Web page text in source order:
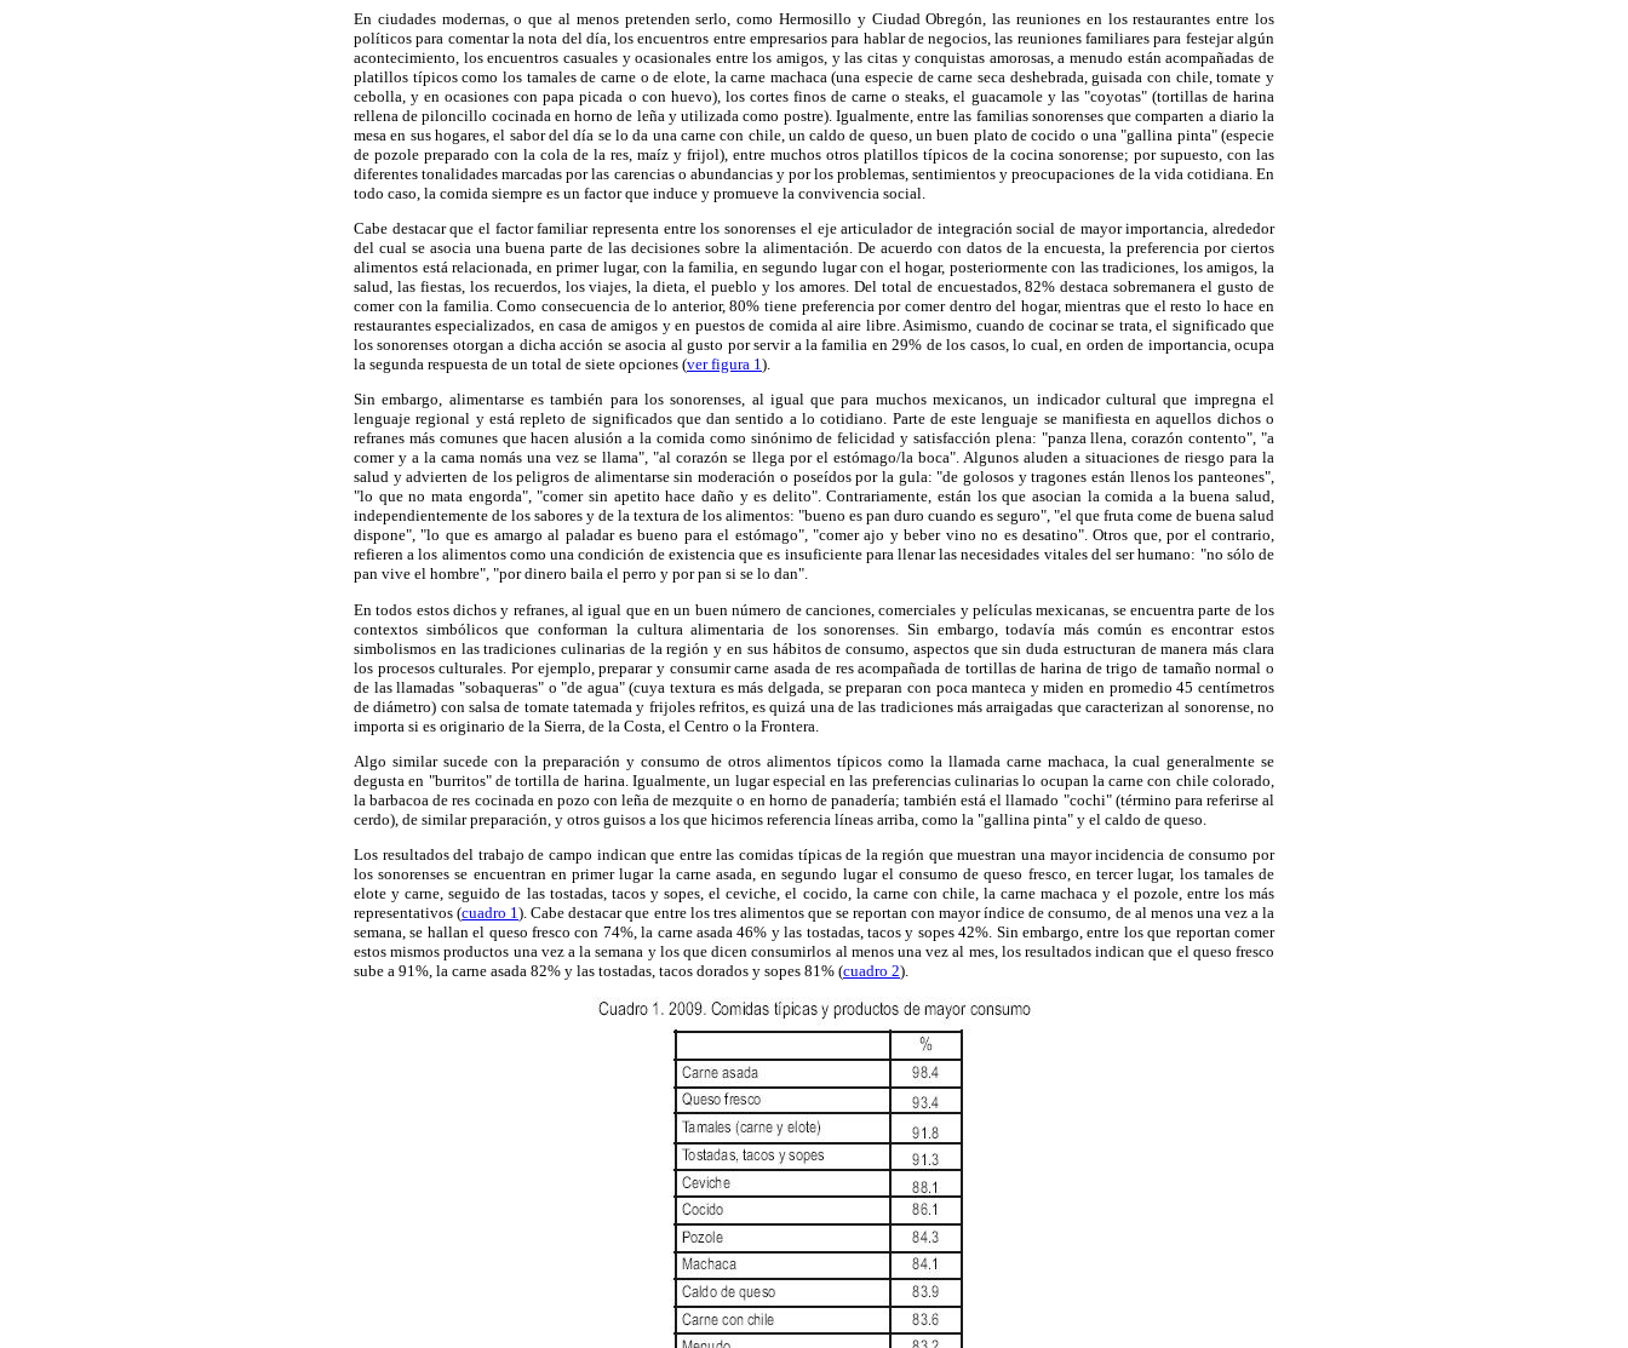
En ciudades modernas, o que al menos pretenden serlo, como Hermosillo y Ciudad Obregón, las reuniones en los restaurantes entre los
políticos para comentar la nota del día, los encuentros entre empresarios para hablar de negocios, las reuniones familiares para festejar algún
acontecimiento, los encuentros casuales y ocasionales entre los amigos, y las citas y conquistas amorosas, a menudo están acompañadas de
platillos típicos como los tamales de carne o de elote, la carne machaca (una especie de carne seca deshebrada, guisada con chile, tomate y
cebolla, y en ocasiones con papa picada o con huevo), los cortes finos de carne o steaks, el guacamole y las "coyotas" (tortillas de harina
rellena de piloncillo cocinada en horno de leña y utilizada como postre). Igualmente, entre las familias sonorenses que comparten a diario la
mesa en sus hogares, el sabor del día se lo da una carne con chile, un caldo de queso, un buen plato de cocido o una "gallina pinta" (especie
de pozole preparado con la cola de la res, maíz y frijol), entre muchos otros platillos típicos de la cocina sonorense; por supuesto, con las
diferentes tonalidades marcadas por las carencias o abundancias y por los problemas, sentimientos y preocupaciones de la vida cotidiana. En
todo caso, la comida siempre es un factor que induce y promueve la convivencia social.
Cabe destacar que el factor familiar representa entre los sonorenses el eje articulador de integración social de mayor importancia, alrededor
del cual se asocia una buena parte de las decisiones sobre la alimentación. De acuerdo con datos de la encuesta, la preferencia por ciertos
alimentos está relacionada, en primer lugar, con la familia, en segundo lugar con el hogar, posteriormente con las tradiciones, los amigos, la
salud, las fiestas, los recuerdos, los viajes, la dieta, el pueblo y los amores. Del total de encuestados, 82% destaca sobremanera el gusto de
comer con la familia. Como consecuencia de lo anterior, 80% tiene preferencia por comer dentro del hogar, mientras que el resto lo hace en
restaurantes especializados, en casa de amigos y en puestos de comida al aire libre. Asimismo, cuando de cocinar se trata, el significado que
los sonorenses otorgan a dicha acción se asocia al gusto por servir a la familia en 29% de los casos, lo cual, en orden de importancia, ocupa
la segunda respuesta de un total de siete opciones (ver figura 1).
Sin embargo, alimentarse es también para los sonorenses, al igual que para muchos mexicanos, un indicador cultural que impregna el
lenguaje regional y está repleto de significados que dan sentido a lo cotidiano. Parte de este lenguaje se manifiesta en aquellos dichos o
refranes más comunes que hacen alusión a la comida como sinónimo de felicidad y satisfacción plena: "panza llena, corazón contento", "a
comer y a la cama nomás una vez se llama", "al corazón se llega por el estómago/la boca". Algunos aluden a situaciones de riesgo para la
salud y advierten de los peligros de alimentarse sin moderación o poseídos por la gula: "de golosos y tragones están llenos los panteones",
"lo que no mata engorda", "comer sin apetito hace daño y es delito". Contrariamente, están los que asocian la comida a la buena salud,
independientemente de los sabores y de la textura de los alimentos: "bueno es pan duro cuando es seguro", "el que fruta come de buena salud
dispone", "lo que es amargo al paladar es bueno para el estómago", "comer ajo y beber vino no es desatino". Otros que, por el contrario,
refieren a los alimentos como una condición de existencia que es insuficiente para llenar las necesidades vitales del ser humano: "no sólo de
pan vive el hombre", "por dinero baila el perro y por pan si se lo dan".
En todos estos dichos y refranes, al igual que en un buen número de canciones, comerciales y películas mexicanas, se encuentra parte de los
contextos simbólicos que conforman la cultura alimentaria de los sonorenses. Sin embargo, todavía más común es encontrar estos
simbolismos en las tradiciones culinarias de la región y en sus hábitos de consumo, aspectos que sin duda estructuran de manera más clara
los procesos culturales. Por ejemplo, preparar y consumir carne asada de res acompañada de tortillas de harina de trigo de tamaño normal o
de las llamadas "sobaqueras" o "de agua" (cuya textura es más delgada, se preparan con poca manteca y miden en promedio 45 centímetros
de diámetro) con salsa de tomate tatemada y frijoles refritos, es quizá una de las tradiciones más arraigadas que caracterizan al sonorense, no
importa si es originario de la Sierra, de la Costa, el Centro o la Frontera.
Algo similar sucede con la preparación y consumo de otros alimentos típicos como la llamada carne machaca, la cual generalmente se
degusta en "burritos" de tortilla de harina. Igualmente, un lugar especial en las preferencias culinarias lo ocupan la carne con chile colorado,
la barbacoa de res cocinada en pozo con leña de mezquite o en horno de panadería; también está el llamado "cochi" (término para referirse al
cerdo), de similar preparación, y otros guisos a los que hicimos referencia líneas arriba, como la "gallina pinta" y el caldo de queso.
Los resultados del trabajo de campo indican que entre las comidas típicas de la región que muestran una mayor incidencia de consumo por
los sonorenses se encuentran en primer lugar la carne asada, en segundo lugar el consumo de queso fresco, en tercer lugar, los tamales de
elote y carne, seguido de las tostadas, tacos y sopes, el ceviche, el cocido, la carne con chile, la carne machaca y el pozole, entre los más
representativos (cuadro 1). Cabe destacar que entre los tres alimentos que se reportan con mayor índice de consumo, de al menos una vez a la
semana, se hallan el queso fresco con 74%, la carne asada 46% y las tostadas, tacos y sopes 42%. Sin embargo, entre los que reportan comer
estos mismos productos una vez a la semana y los que dicen consumirlos al menos una vez al mes, los resultados indican que el queso fresco
sube a 91%, la carne asada 82% y las tostadas, tacos dorados y sopes 81% (cuadro 2).